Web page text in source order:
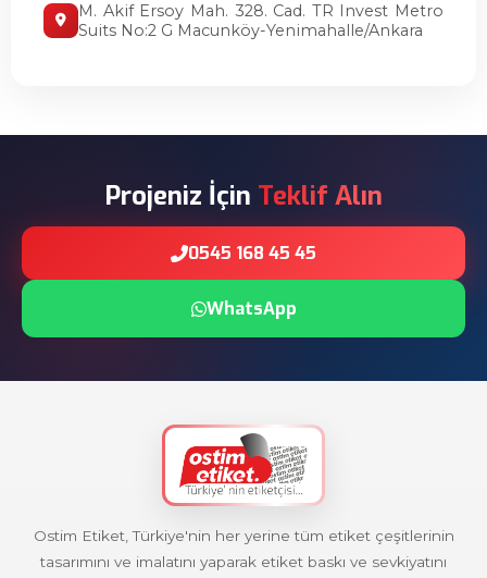
M. Akif Ersoy Mah. 328. Cad. TR Invest Metro
Suits No:2 G Macunköy-Yenimahalle/Ankara
Projeniz İçin Teklif Alın
0545 168 45 45
WhatsApp
Ostim Etiket, Türkiye'nin her yerine tüm etiket çeşitlerinin
tasarımını ve imalatını yaparak etiket baskı ve sevkiyatını